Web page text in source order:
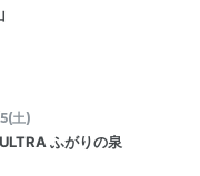
土)
ふがりの泉